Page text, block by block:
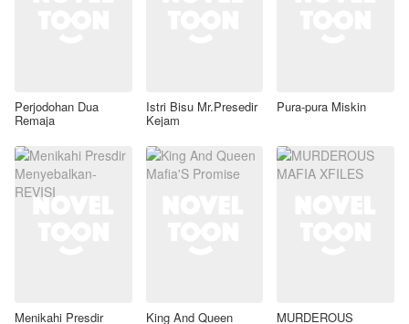
Perjodohan Dua
Remaja
Istri Bisu Mr.Presedir
Kejam
Pura-pura Miskin
Menikahi Presdir King And Queen MURDEROUS